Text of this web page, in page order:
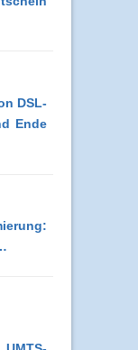
DSL-
Ende